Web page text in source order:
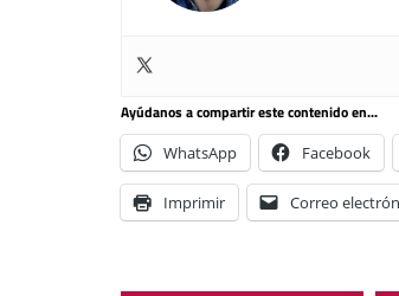
Ayúdanos a compartir este contenido en...
WhatsApp Facebook
Imprimir Correo